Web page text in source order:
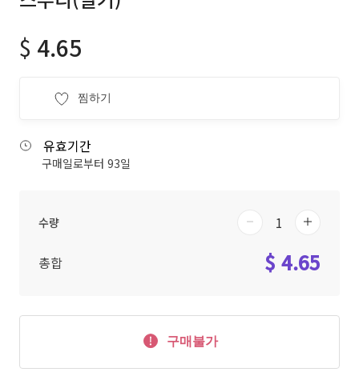
$ 4.65
찜하기
유효기간
구매일로부터 93일
수량
총합 $ 4.65
구매불가